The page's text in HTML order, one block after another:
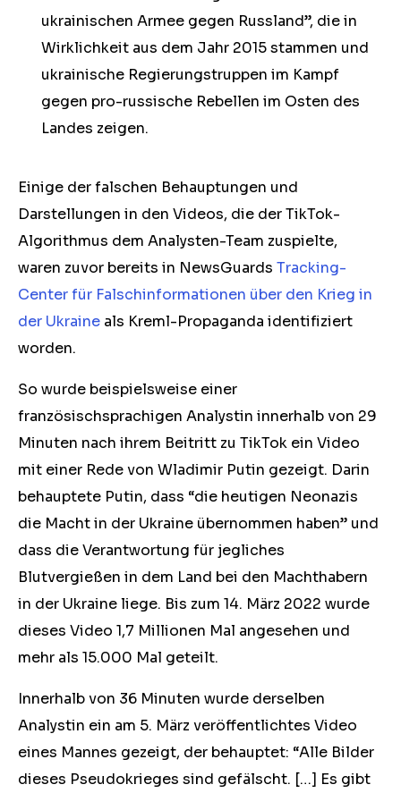
ukrainischen Armee gegen Russland”, die in
Wirklichkeit aus dem Jahr 2015 stammen und
ukrainische Regierungstruppen im Kampf
gegen pro-russische Rebellen im Osten des
Landes zeigen.
Einige der falschen Behauptungen und
Darstellungen in den Videos, die der TikTok-
Algorithmus dem Analysten-Team zuspielte,
waren zuvor bereits in NewsGuards Tracking-
Center für Falschinformationen über den Krieg in
der Ukraine als Kreml-Propaganda identifiziert
worden.
So wurde beispielsweise einer
französischsprachigen Analystin innerhalb von 29
Minuten nach ihrem Beitritt zu TikTok ein Video
mit einer Rede von Wladimir Putin gezeigt. Darin
behauptete Putin, dass “die heutigen Neonazis
die Macht in der Ukraine übernommen haben” und
dass die Verantwortung für jegliches
Blutvergießen in dem Land bei den Machthabern
in der Ukraine liege. Bis zum 14. März 2022 wurde
dieses Video 1,7 Millionen Mal angesehen und
mehr als 15.000 Mal geteilt.
Innerhalb von 36 Minuten wurde derselben
Analystin ein am 5. März veröffentlichtes Video
eines Mannes gezeigt, der behauptet: “Alle Bilder
dieses Pseudokrieges sind gefälscht. […] Es gibt